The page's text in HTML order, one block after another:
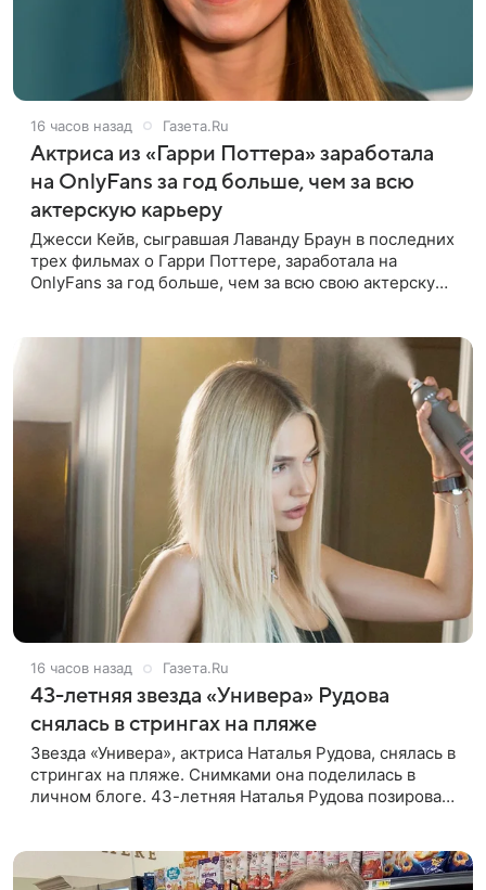
16 часов назад Газета.Ru
Актриса из «Гарри Поттера» заработала
на OnlyFans за год больше, чем за всю
актерскую карьеру
Джесси Кейв, сыгравшая Лаванду Браун в последних
трех фильмах о Гарри Поттере, заработала на
OnlyFans за год больше, чем за всю свою актерскую
16 часов назад Газета.Ru
43-летняя звезда «Универа» Рудова
снялась в стрингах на пляже
Звезда «Универа», актриса Наталья Рудова, снялась в
стрингах на пляже. Снимками она поделилась в
личном блоге. 43-летняя Наталья Рудова позировала